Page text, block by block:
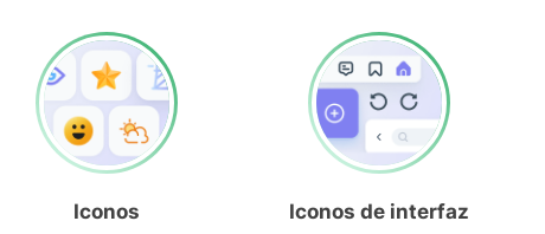
Iconos Iconos de interfaz